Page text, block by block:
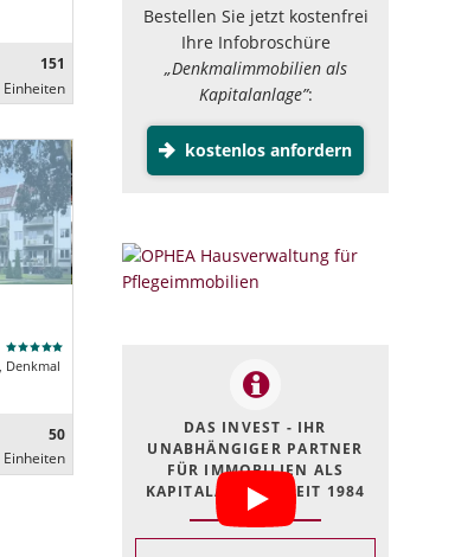
151
Ein­heiten
Denkmal
50
Ein­heiten
Bestellen Sie jetzt kostenfrei
Ihre Infobroschüre
„Denkmalimmobilien als
Kapitalanlage”:
kostenlos anfordern
DAS INVEST - IHR
UNABHÄNGIGER PARTNER
FÜR IMMOBILIEN ALS
KAPITALANLAGE SEIT 1984